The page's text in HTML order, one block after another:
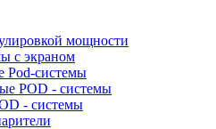
мощности
с экраном
Pod-системы
POD - системы
- системы